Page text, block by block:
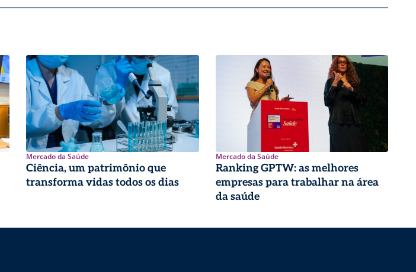
Mercado da Saúde
Ciência, um patrimônio que
transforma vidas todos os dias
Mercado da Saúde
Ranking GPTW: as melhores
empresas para trabalhar na área
da saúde